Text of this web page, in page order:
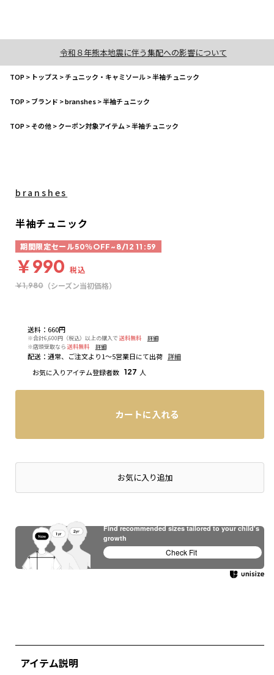
令和８年熊本地震に伴う集配への影響について
TOP> トップス >チュニック・キャミソール>半袖チュニック
TOP>ブランド >branshes>半袖チュニック
TOP>その他>クーポン対象アイテム >半袖チュニック
送料： 660円
※合計6,600円（税込）以上の購入で 送料無料
詳細
※店頭受取なら 送料無料 詳細
配送： 通常、ご注文より1～5営業日にて出荷 詳細
お気に入りアイテム登録者数 127 人
branshes
半袖チュニック
期間限定セール50％OFF~8/12 11:59
￥990 税込
￥1,980（シーズン当初価格）
カートに入れる
店頭在庫を確認するお気に入り追加
アイテム説明
Find recommended sizes tailored to your child's
growth
Check Fit